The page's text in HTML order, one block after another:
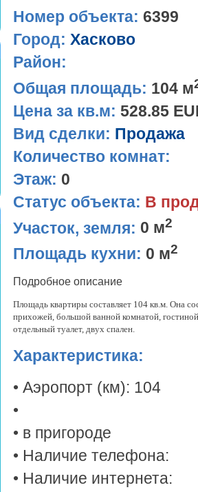
Номер объекта: 6399
Город: Хасково
Район:
Общая площадь: 104 м
Цена за кв.м: 528.85
Вид сделки: Продажа
Количество комнат:
Этаж: 0
Статус объекта: В
Участок, земля: 0 м2
Площадь кухни: 0 м2
Подробное описание
Площадь квартиры составляет 104 кв.м. Она
прихожей, большой ванной комнатой,
отдельный туалет, двух спален.
Характеристика:
• Аэропорт (км): 104
•
• в пригороде
• Наличие телефона:
• Наличие интернета: